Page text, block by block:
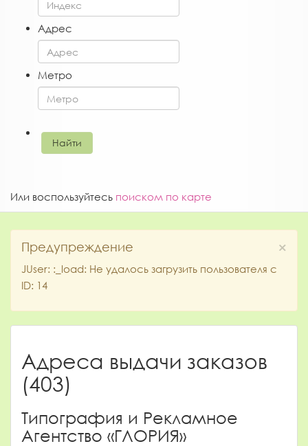
Адрес
Метро
Или воспользуйтесь поиском по карте
×
Предупреждение
JUser: :_load: Не удалось загрузить пользователя с
ID: 14
Адреса выдачи заказов
(403)
Типография и Рекламное
Агентство «ГЛОРИЯ»